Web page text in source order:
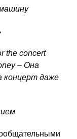
the concert
– Она
концерт даже